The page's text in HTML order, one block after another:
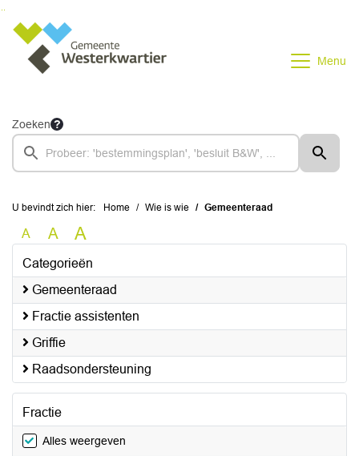
Menu
Zoeken
U bevindt zich hier: Home Wie is wie Gemeenteraad
A A A
Categorieën
Gemeenteraad
Fractie assistenten
Griffie
Raadsondersteuning
Fractie
Alles weergeven